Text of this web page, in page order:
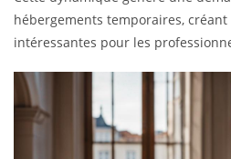
hébergements temporaires,
intéressantes pour les